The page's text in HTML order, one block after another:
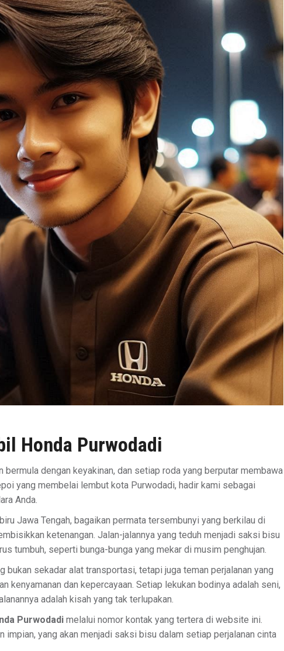
Honda Purwodadi
dengan keyakinan, dan setiap roda yang berputar membawa
yang membelai lembut kota Purwodadi, hadir kami sebagai
Anda.
Jawa Tengah, bagaikan permata tersembunyi yang berkilau di
ketenangan. Jalan-jalannya yang teduh menjadi saksi bisu
tumbuh, seperti bunga-bunga yang mekar di musim penghujan.
bukan sekadar alat transportasi, tetapi juga teman perjalanan yang
kenyamanan dan kepercayaan. Setiap lekukan bodinya adalah seni,
adalah kisah yang tak terlupakan.
Purwodadi melalui nomor kontak yang tertera di website ini.
impian, yang akan menjadi saksi bisu dalam setiap perjalanan cinta